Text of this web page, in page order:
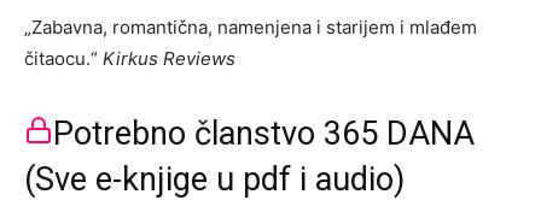
„Zabavna, romantična, namenjena i starijem i mlađem
čitaocu.“ Kirkus Reviews
Potrebno članstvo 365 DANA
(Sve e-knjige u pdf i audio)